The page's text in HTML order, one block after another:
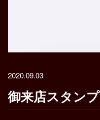
2020.09.03
御来店スタン